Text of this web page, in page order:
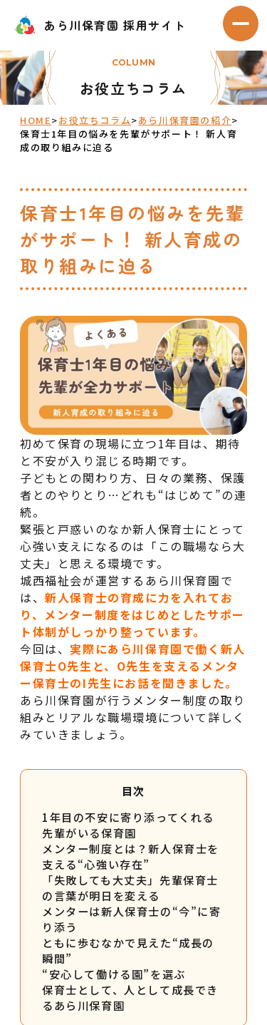
あら川保育園 採用サイト メニ
あら川保育園 採用サイト
COLUMN
お役立ちコラム
HOME>お役立ちコラム>あら川保育園の紹介>
保育士1年目の悩みを先輩がサポート！ 新人育
成の取り組みに迫る
保育士1年目の悩みを先輩
がサポート！ 新人育成の
取り組みに迫る
初めて保育の現場に立つ1年目は、期待
と不安が入り混じる時期です。
子どもとの関わり方、日々の業務、保護
者とのやりとり…どれも“はじめて”の連
続。
緊張と戸惑いのなか新人保育士にとって
心強い支えになるのは「この職場なら大
丈夫」と思える環境です。
城西福祉会が運営するあら川保育園で
は、新人保育士の育成に力を入れてお
り、メンター制度をはじめとしたサポー
ト体制がしっかり整っています。
今回は、 実際にあら川保育園で働く新人
保育士O先生と、O先生を支えるメンタ
ー保育士のI先生にお話を聞きました。
あら川保育園が行うメンター制度の取り
組みとリアルな職場環境について詳しく
みていきましょう。
目次
1年目の不安に寄り添ってくれる
先輩がいる保育園
メンター制度とは？新人保育士を
支える“心強い存在”
「失敗しても大丈夫」先輩保育士
の言葉が明日を変える
メンターは新人保育士の“今”に寄
り添う
ともに歩むなかで見えた“成長の
瞬間”
“安心して働ける園”を選ぶ
保育士として、人として成長でき
るあら川保育園